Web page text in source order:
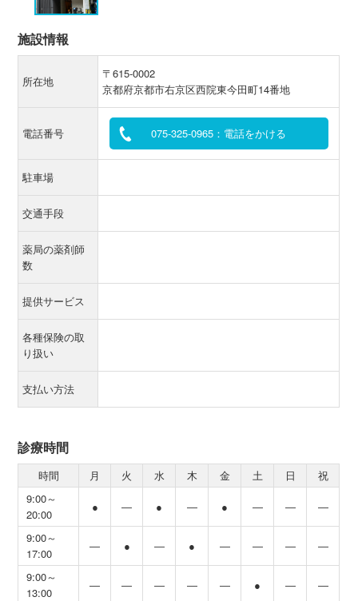
施設情報
所在地
〒615-0002
京都府京都市右京区西院東今田町14番地
電話番号 075-325-0965：電話をかける
駐車場
交通手段
薬局の薬剤師
数
提供サービス
各種保険の取
り扱い
支払い方法
診療時間
時間 月 火 水 木 金 土 日
祝
9:00～
20:00
● ― ● ― ● ― ― ―
9:00～
17:00
― ● ― ● ― ― ― ―
9:00～
13:00
― ― ― ― ― ● ― ―